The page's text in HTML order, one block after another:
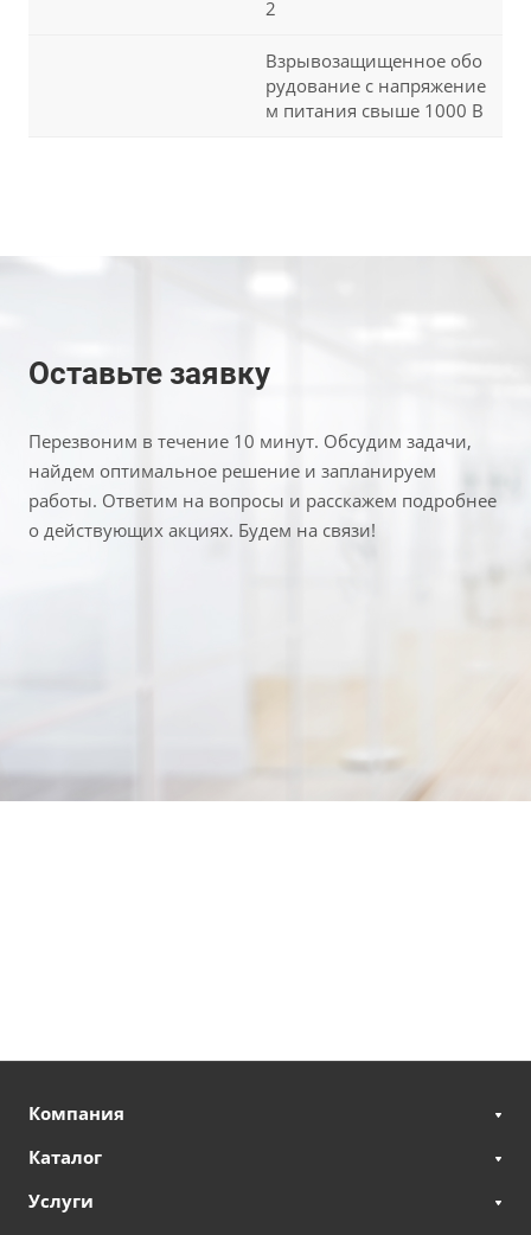
2
Взрывозащищенное обо
рудование с напряжение
м питания свыше 1000 В
Оставьте заявку
Перезвоним в течение 10 минут. Обсудим задачи,
найдем оптимальное решение и запланируем
работы. Ответим на вопросы и расскажем подробнее
о действующих акциях. Будем на связи!
Компания
Каталог
Услуги